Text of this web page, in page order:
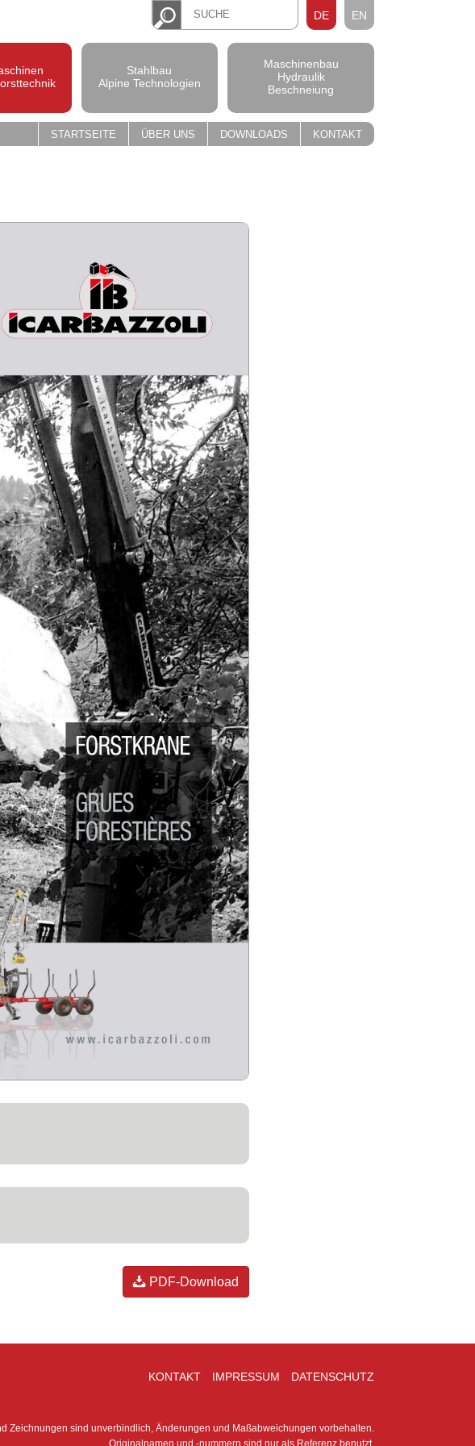
DE EN
Stahlbau
Alpine Technologien
Maschinenbau
Hydraulik
Beschneiung
STARTSEITE ÜBER UNS DOWNLOADS KONTAKT
PDF-Download
KONTAKT IMPRESSUM DATENSCHUTZ
Zeichnungen sind unverbindlich, Änderungen und Maßabweichungen vorbehalten.
Originalnamen und -nummern sind nur als Referenz benutzt.